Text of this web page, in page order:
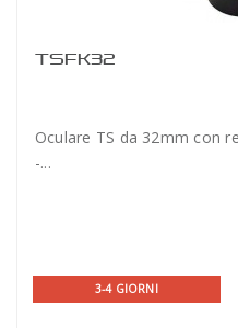
TSFK32
Oculare TS da 32mm con
-...
3-4 GIORNI